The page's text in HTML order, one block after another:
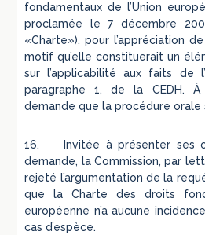
fondamentaux de l’Union
proclamée le 7 décembre
«Charte»), pour l’appréciation
motif qu’elle constituerait un
sur l’applicabilité aux faits de
paragraphe 1, de la CEDH.
demande que la procédure orale
16. Invitée à présenter ses
demande, la Commission, par
rejeté l’argumentation de la
que la Charte des droits
européenne n’a aucune
cas d’espèce.